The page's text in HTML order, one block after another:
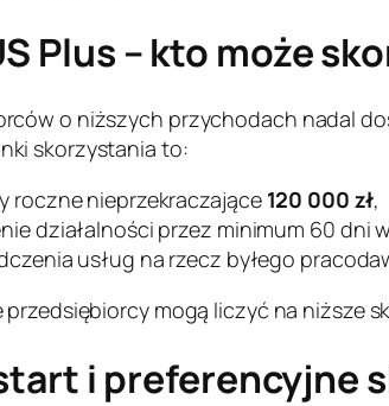
Plus – kto może
o niższych przychodach nadal
skorzystania to:
roczne nieprzekraczające 120 000 zł,
działalności przez minimum 60 dni
usług na rzecz byłego
przedsiębiorcy mogą liczyć na niższe
i preferencyjne